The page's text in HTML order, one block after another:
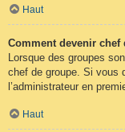
Haut
Comment devenir chef
Lorsque des groupes
chef de groupe. Si vous
l’administrateur en
Haut